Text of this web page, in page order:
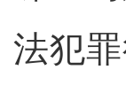
法犯罪